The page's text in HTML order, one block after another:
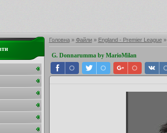
Головна» Файли» England - Premier League»
G. Donnarumma by MarioMilan